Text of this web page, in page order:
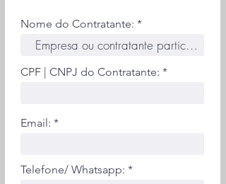
Nome do Contratante:
CPF | CNPJ do Contratante:
Email:
Telefone/ Whatsapp: